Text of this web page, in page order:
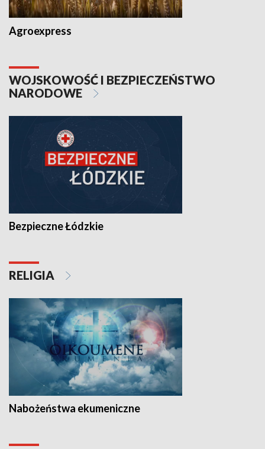
Agroexpress
WOJSKOWOŚĆ I BEZPIECZEŃSTWO
NARODOWE
Bezpieczne Łódzkie
RELIGIA
Nabożeństwa ekumeniczne